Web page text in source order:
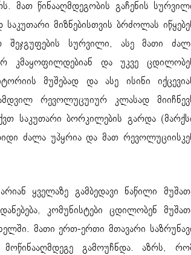
მათ წინააღმდეგობის გაჩენის
მიზნებისთვის ბრძოლას
შეჯგუფების სურვილი, ასე მათი
კმაყოფილდებიან და უკვე
მუშებად და ასე ისინი
რევოლუცუიურ კლასად
საკუთარი ბორკილების გარდა
ძალა უპყრია და მათ
ყველაზე გამბედავი ნაწილი
კომუნისტები ცდილობენ
მათი ერთ-ერთი მთავარი
გამოუჩნდა. აზრს,